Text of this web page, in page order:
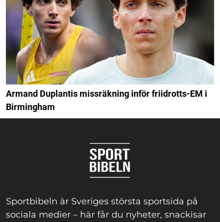
Armand Duplantis missräkning inför friidrotts-EM i
Birmingham
Sportbibeln är Sveriges största sportsida på
sociala medier – här får du nyheter, snackisar